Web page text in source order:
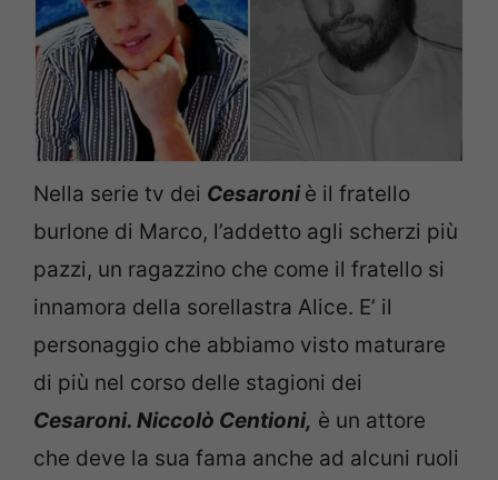
Nella serie tv dei Cesaroni è il fratello
burlone di Marco, l’addetto agli scherzi più
pazzi, un ragazzino che come il fratello si
innamora della sorellastra Alice. E’ il
personaggio che abbiamo visto maturare
di più nel corso delle stagioni dei
Cesaroni. Niccolò Centioni, è un attore
che deve la sua fama anche ad alcuni ruoli